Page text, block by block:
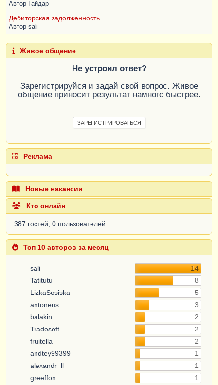
Автор Гайдар
Дебиторская задолженность
Автор sali
Живое общение
Не устроил ответ?
Зарегистрируйся и задай свой вопрос. Живое
общение приносит результат намного быстрее.
ЗАРЕГИСТРИРОВАТЬСЯ
Реклама
Новые вакансии
Кто онлайн
387 гостей, 0 пользователей
Топ 10 авторов за месяц
sali
14
Tatitutu
8
LizkaSosiska
5
antoneus
3
balakin
2
Tradesoft
2
fruitella
2
andtey99399
1
alexandr_ll
1
greeffon
1